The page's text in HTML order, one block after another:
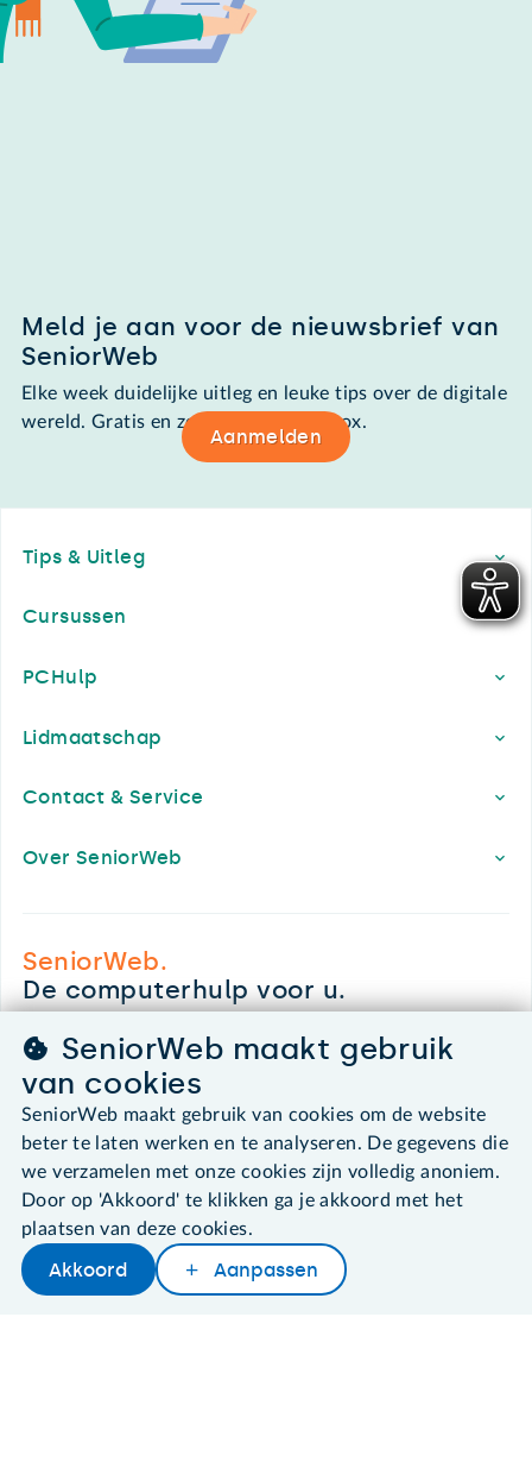
Meld je aan voor de nieuwsbrief van
SeniorWeb
Elke week duidelijke uitleg en leuke tips over de digitale
wereld. Gratis en zomaar in de mailbox.
Aanmelden
Tips & Uitleg
Cursussen
PCHulp
Lidmaatschap
Contact & Service
Over SeniorWeb
SeniorWeb.
De computerhulp voor u.
leden@seniorweb.nl
©2026 SeniorWeb
Algemene voorwaarden
Cookies en cookie-instellingen
Disclaimer
SeniorWeb maakt gebruik
van cookies
SeniorWeb maakt gebruik van cookies om de website
beter te laten werken en te analyseren. De gegevens die
we verzamelen met onze cookies zijn volledig anoniem.
Door op 'Akkoord' te klikken ga je akkoord met het
plaatsen van deze cookies.
Akkoord Aanpassen